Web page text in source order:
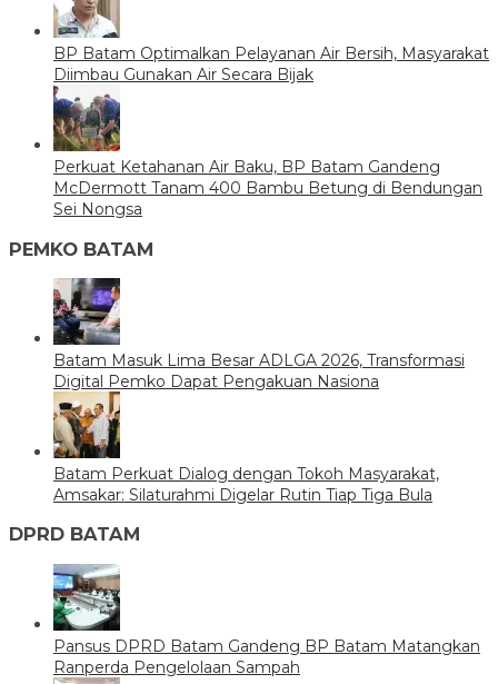
BP Batam Optimalkan Pelayanan Air Bersih, Masyarakat
Diimbau Gunakan Air Secara Bijak
Perkuat Ketahanan Air Baku, BP Batam Gandeng
McDermott Tanam 400 Bambu Betung di Bendungan
Sei Nongsa
PEMKO BATAM
Batam Masuk Lima Besar ADLGA 2026, Transformasi
Digital Pemko Dapat Pengakuan Nasiona
Batam Perkuat Dialog dengan Tokoh Masyarakat,
Amsakar: Silaturahmi Digelar Rutin Tiap Tiga Bula
DPRD BATAM
Pansus DPRD Batam Gandeng BP Batam Matangkan
Ranperda Pengelolaan Sampah